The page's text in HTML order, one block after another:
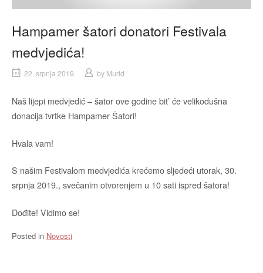
Hampamer šatori donatori Festivala
medvjedića!
22. srpnja 2019. by Murid
Naš lijepi medvjedić – šator ove godine bit’ će velikodušna
donacija tvrtke Hampamer Šatori!
Hvala vam!
S našim Festivalom medvjedića krećemo sljedeći utorak, 30.
srpnja 2019., svečanim otvorenjem u 10 sati ispred šatora!
Dođite! Vidimo se!
Posted in Novosti